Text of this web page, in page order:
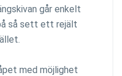
går enkelt
så sett ett rejält
med möjlighet